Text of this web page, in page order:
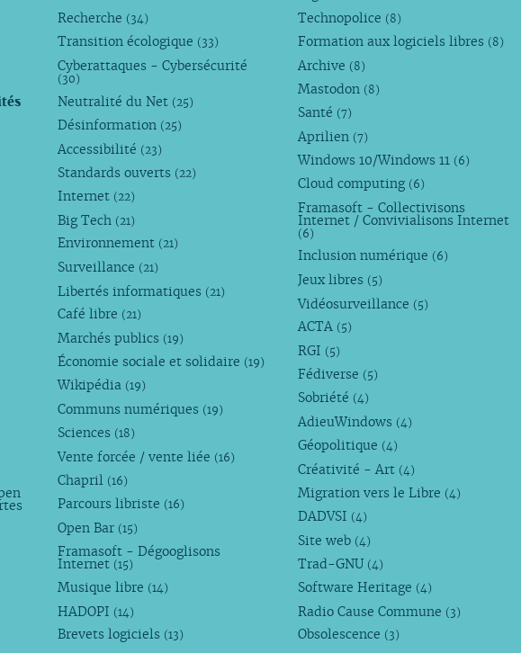
Recherche (34)
Transition écologique (33)
Cyberattaques - Cybersécurité
(30)
Neutralité du Net (25)
Désinformation (25)
Accessibilité (23)
Standards ouverts (22)
Internet (22)
Big Tech (21)
Environnement (21)
Surveillance (21)
Libertés informatiques (21)
Café libre (21)
Marchés publics (19)
Économie sociale et solidaire (19)
Wikipédia (19)
Communs numériques (19)
Sciences (18)
Vente forcée / vente liée (16)
Chapril (16)
Parcours libriste (16)
Open Bar (15)
Framasoft - Dégooglisons
Internet (15)
Musique libre (14)
HADOPI (14)
Brevets logiciels (13)
Technopolice (8)
Formation aux logiciels libres (8)
Archive (8)
Mastodon (8)
Santé (7)
Aprilien (7)
Windows 10/Windows 11 (6)
Cloud computing (6)
Framasoft - Collectivisons
Internet / Convivialisons Internet
(6)
Inclusion numérique (6)
Jeux libres (5)
Vidéosurveillance (5)
ACTA (5)
RGI (5)
Fédiverse (5)
Sobriété (4)
AdieuWindows (4)
Géopolitique (4)
Créativité - Art (4)
Migration vers le Libre (4)
DADVSI (4)
Site web (4)
Trad-GNU (4)
Software Heritage (4)
Radio Cause Commune (3)
Obsolescence (3)